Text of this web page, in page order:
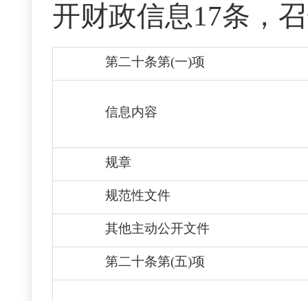
开财政信息17条，
第二十条第(一)项
信息内容
规章
规范性文件
其他主动公开文件
第二十条第(五)项